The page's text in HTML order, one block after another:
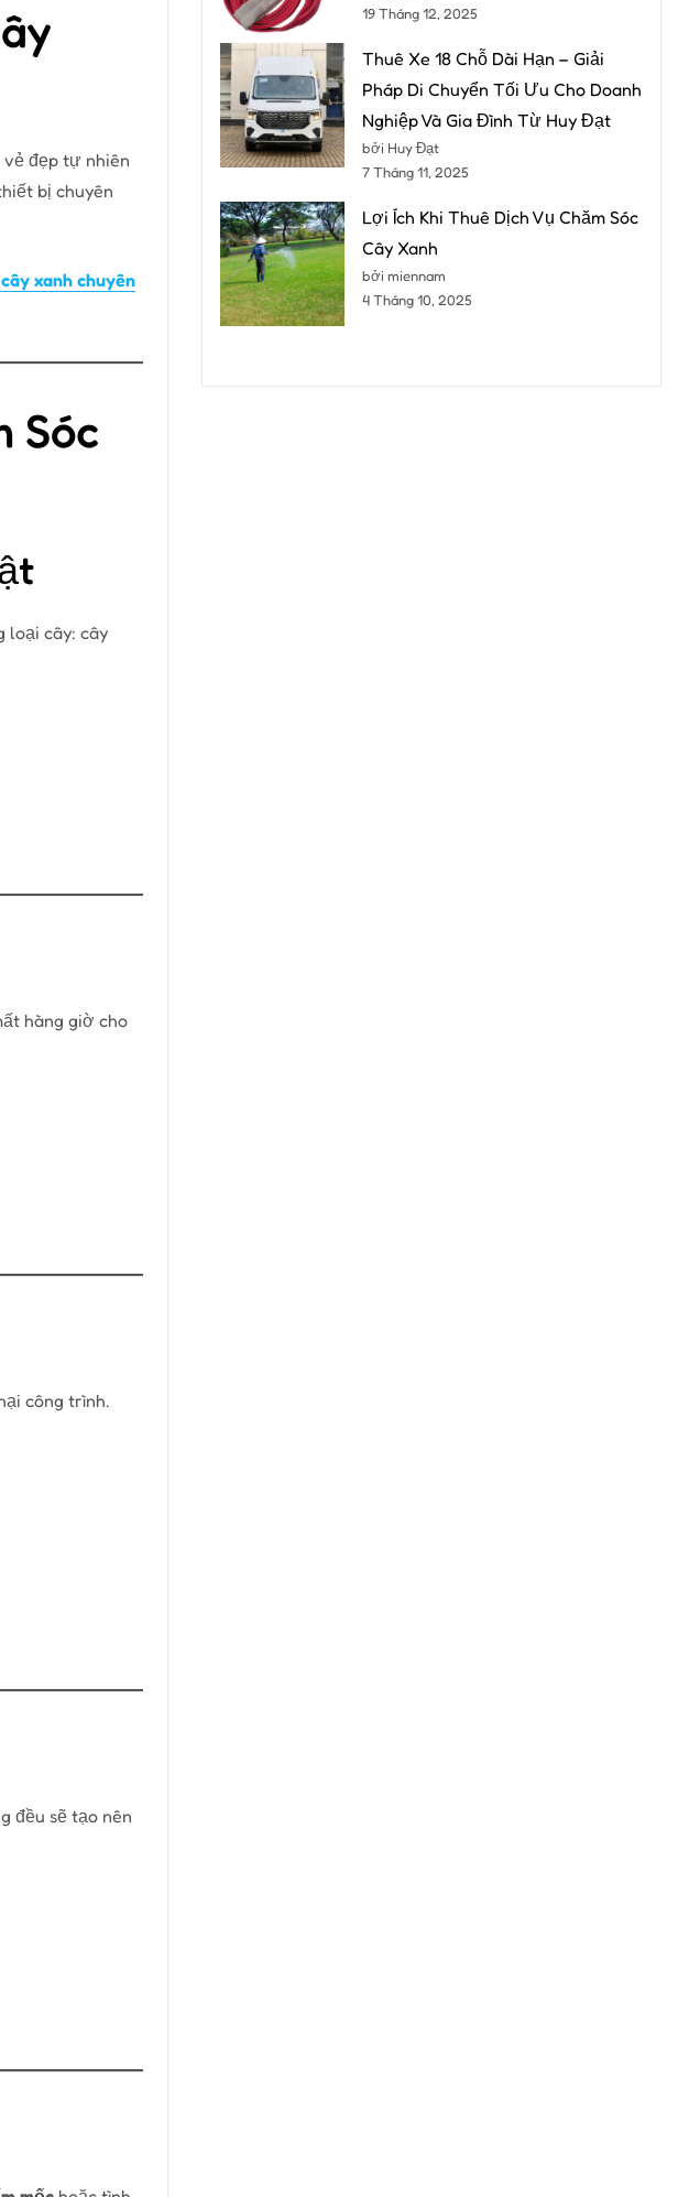
vẻ đẹp tự nhiên
bị chuyên
xanh chuyên
Sóc
loại cây: cây
hàng giờ cho
công trình.
đều sẽ tạo nên
19 Tháng 12, 2025
Thuê Xe 18 Chỗ Dài Hạn – Giải
Pháp Di Chuyển Tối Ưu Cho Doanh
Nghiệp Và Gia Đình Từ Huy Đạt
bởi Huy Đạt
7 Tháng 11, 2025
Lợi Ích Khi Thuê Dịch Vụ Chăm Sóc
Cây Xanh
bởi miennam
4 Tháng 10, 2025